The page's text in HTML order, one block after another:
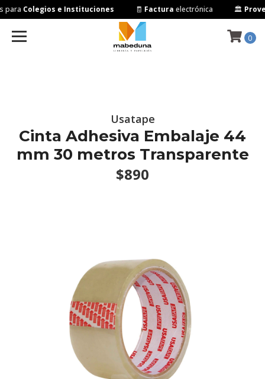
paraColegios e Instituciones 🧾Facturaelectrónica 🏛️
0
Usatape
Cinta Adhesiva Embalaje 44
mm 30 metros Transparente
$890